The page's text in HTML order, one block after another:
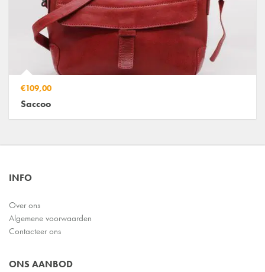
€109,00
Saccoo
INFO
Over ons
Algemene voorwaarden
Contacteer ons
ONS AANBOD